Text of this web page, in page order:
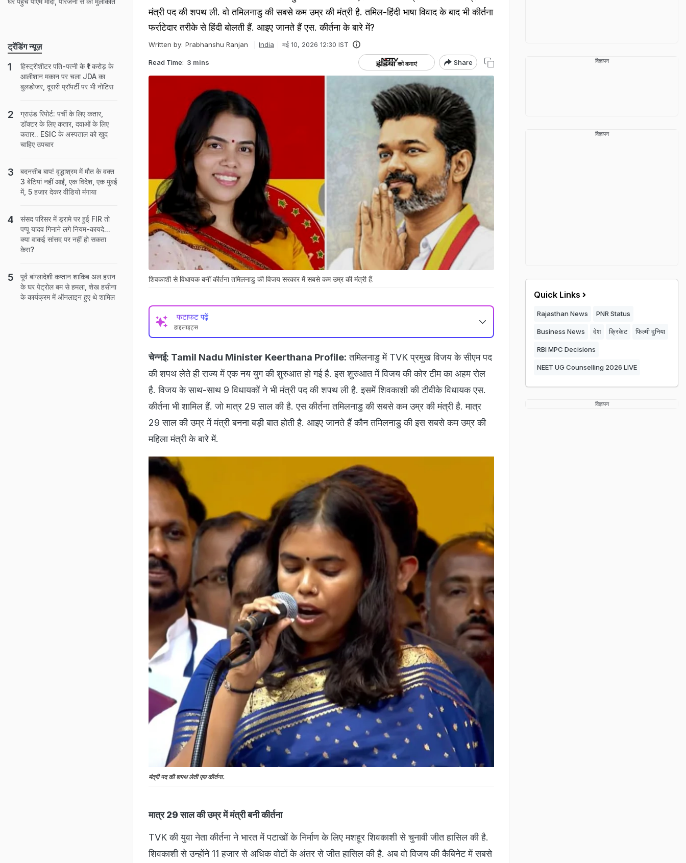
मंत्री पद की शपथ ली. वो तमिलनाडु की सबसे कम उम्र की मंत्री है. तमिल-हिंदी भाषा विवाद के बाद भी कीर्तना
फर्राटेदार तरीके से हिंदी बोलती हैं. आइए जानते हैं एस. कीर्तना के बारे में?
Written by: Prabhanshu Ranjan India मई 10, 2026 12:30 IST
Read Time: 3 mins Share
शिवकाशी से विधायक बनीं कीर्तना तमिलनाडु की विजय सरकार में सबसे कम उम्र की मंत्री हैं.
फटाफट पढ़ें
हाइलाइट्स
चेन्नई: Tamil Nadu Minister Keerthana Profile: तमिलनाडु में TVK प्रमुख विजय के सीएम पद
की शपथ लेते ही राज्य में एक नय युग की शुरुआत हो गई है. इस शुरुआत में विजय की कोर टीम का अहम रोल
है. विजय के साथ-साथ 9 विधायकों ने भी मंत्री पद की शपथ ली है. इसमें शिवकाशी की टीवीके विधायक एस.
कीर्तना भी शामिल हैं. जो मात्र 29 साल की है. एस कीर्तना तमिलनाडु की सबसे कम उम्र की मंत्री है. मात्र
29 साल की उम्र में मंत्री बनना बड़ी बात होती है. आइए जानते हैं कौन तमिलनाडु की इस सबसे कम उम्र की
महिला मंत्री के बारे में.
मंत्री पद की शपथ लेती एस कीर्तना.
मात्र 29 साल की उम्र में मंत्री बनी कीर्तना
TVK की युवा नेता कीर्तना ने भारत में पटाखों के निर्माण के लिए मशहूर शिवकाशी से चुनावी जीत हासिल की है.
शिवकाशी से उन्होंने 11 हजार से अधिक वोटों के अंतर से जीत हासिल की है. अब वो विजय की कैबिनेट में सबसे
ट्रेंडिंग न्यूज़
हिस्ट्रीशीटर पति-पत्नी के ₹1 करोड़ के
आलीशान मकान पर चला JDA का
बुलडोजर, दूसरी प्रॉपर्टी पर भी नोटिस
ग्राउंड रिपोर्ट: पर्ची के लिए कतार,
डॉक्टर के लिए कतार, दवाओं के लिए
कतार.. ESIC के अस्पताल को खुद
चाहिए उपचार
बदनसीब बाप! वृद्धाश्रम में मौत के वक्त
3 बेटियां नहीं आईं, एक विदेश, एक मुंबई
में, 5 हजार देकर वीडियो मंगाया
संसद परिसर में ड्रामे पर हुई FIR तो
पप्पू यादव गिनाने लगे नियम-कायदे...
क्या वाकई सांसद पर नहीं हो सकता
केस?
पूर्व बांग्लादेशी कप्तान शाकिब अल हसन
के घर पेट्रोल बम से हमला, शेख हसीना
के कार्यक्रम में ऑनलाइन हुए थे शामिल
विज्ञापन
विज्ञापन
Quick Links
Rajasthan News PNR Status
Business News देश क्रिकेट फिल्मी दुनिया
RBI MPC Decisions
NEET UG Counselling 2026 LIVE
विज्ञापन